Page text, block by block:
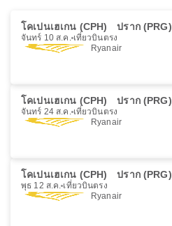
โคเปนเฮเกน (CPH) ปราก (PRG)
จันทร์ 10 ส.ค. เที่ยวบินตรง
Ryanair
โคเปนเฮเกน (CPH) ปราก (PRG)
จันทร์ 24 ส.ค. เที่ยวบินตรง
Ryanair
โคเปนเฮเกน (CPH) ปราก (PRG)
พุธ 12 ส.ค. เที่ยวบินตรง
Ryanair